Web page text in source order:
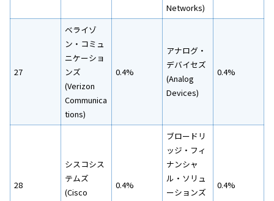
Networks)
27
ベライゾ
ン・コミュ
ニケーショ
ンズ
(Verizon
Communica
tions)
0.4%
アナログ・
デバイセズ
(Analog
Devices)
0.4%
28
シスコシス
テムズ
(Cisco
0.4%
ブロードリ
ッジ・フィ
ナンシャ
ル・ソリュ
ーションズ
0.4%